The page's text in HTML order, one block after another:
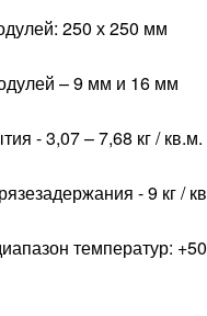
250 х 250 мм
– 9 мм и 16 мм
- 3,07 – 7,68 кг / кв.м.
- 9 кг /
температур: